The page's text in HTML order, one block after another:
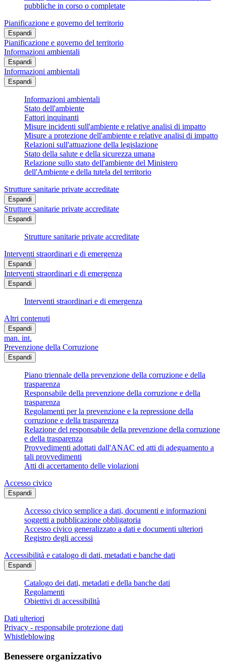
pubbliche in corso o completate
Pianificazione e governo del territorio
Espandi
Pianificazione e governo del territorio
Informazioni ambientali
Espandi
Informazioni ambientali
Espandi
Informazioni ambientali
Stato dell'ambiente
Fattori inquinanti
Misure incidenti sull'ambiente e relative analisi di impatto
Misure a protezione dell'ambiente e relative analisi di impatto
Relazioni sull'attuazione della legislazione
Stato della salute e della sicurezza umana
Relazione sullo stato dell'ambiente del Ministero
dell'Ambiente e della tutela del territorio
Strutture sanitarie private accreditate
Espandi
Strutture sanitarie private accreditate
Espandi
Strutture sanitarie private accreditate
Interventi straordinari e di emergenza
Espandi
Interventi straordinari e di emergenza
Espandi
Interventi straordinari e di emergenza
Altri contenuti
Espandi
man. int.
Prevenzione della Corruzione
Espandi
Piano triennale della prevenzione della corruzione e della
trasparenza
Responsabile della prevenzione della corruzione e della
trasparenza
Regolamenti per la prevenzione e la repressione della
corruzione e della trasparenza
Relazione del responsabile della prevenzione della corruzione
e della trasparenza
Provvedimenti adottati dall'ANAC ed atti di adeguamento a
tali provvedimenti
Atti di accertamento delle violazioni
Accesso civico
Espandi
Accesso civico semplice a dati, documenti e informazioni
soggetti a pubblicazione obbligatoria
Accesso civico generalizzato a dati e documenti ulteriori
Registro degli accessi
Accessibilità e catalogo di dati, metadati e banche dati
Espandi
Catalogo dei dati, metadati e della banche dati
Regolamenti
Obiettivi di accessibilità
Dati ulteriori
Privacy - responsabile protezione dati
Whistleblowing
Benessere organizzativo